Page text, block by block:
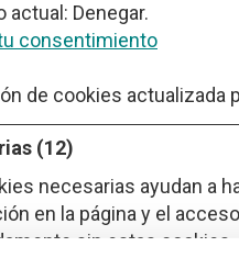
actual: Denegar.
consentimiento
de cookies
(12)
necesarias ayudan a
en la página y el
sin estas cookies.